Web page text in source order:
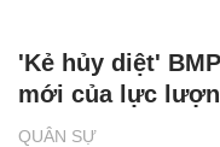
QUÂN SỰ
'Kẻ hủy diệt'
mới của lực